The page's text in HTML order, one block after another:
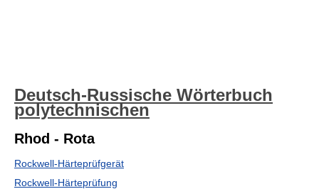
Deutsch-Russische Wörterbuch
polytechnischen
Rhod - Rota
Rockwell-Härteprüfgerät
Rockwell-Härteprüfung